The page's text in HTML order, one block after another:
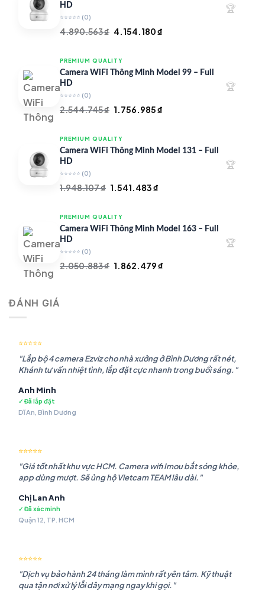
HD
⭐⭐⭐⭐⭐ (0)
4.890.563₫ Giá
là:
4.890.563 ₫.
4.154.180₫
là:
🏆
PREMIUM QUALITY
Camera WiFi Thông Minh Model 99 – Full
HD
⭐⭐⭐⭐⭐ (0)
2.544.745₫ Giá
là:
2.544.745 ₫.
1.756.985₫
là:
🏆
PREMIUM QUALITY
Camera WiFi Thông Minh Model 131 – Full
HD
⭐⭐⭐⭐⭐ (0)
1.948.107₫ Giá
là:
1.948.107 ₫.
1.541.483₫
là:
🏆
PREMIUM QUALITY
Camera WiFi Thông Minh Model 163 – Full
HD
⭐⭐⭐⭐⭐ (0)
2.050.883₫ Giá
1.862.479₫
🏆
ĐÁNH GIÁ
⭐⭐⭐⭐⭐
"Lắp bộ 4 camera Ezviz cho nhà xưởng ở Bình Dương rất nét,
Khánh tư vấn nhiệt tình, lắp đặt cực nhanh trong buổi sáng."
Anh Minh
✓ Đã lắp đặt
Dĩ An, Bình Dương
⭐⭐⭐⭐⭐
"Giá tốt nhất khu vực HCM. Camera wifi Imou bắt sóng khỏe,
app dùng mượt. Sẽ ủng hộ Vietcam TEAM lâu dài."
Chị Lan Anh
✓ Đã xác minh
Quận 12, TP. HCM
⭐⭐⭐⭐⭐
"Dịch vụ bảo hành 24 tháng làm mình rất yên tâm. Kỹ thuật
qua tận nơi xử lý lỗi dây mạng ngay khi gọi."